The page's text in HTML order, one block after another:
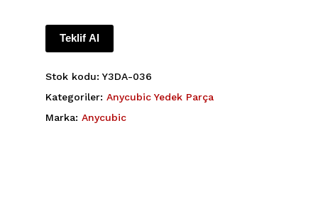
Teklif Al
Stok kodu: Y3DA-036
Kategoriler: Anycubic Yedek Parça
Marka: Anycubic